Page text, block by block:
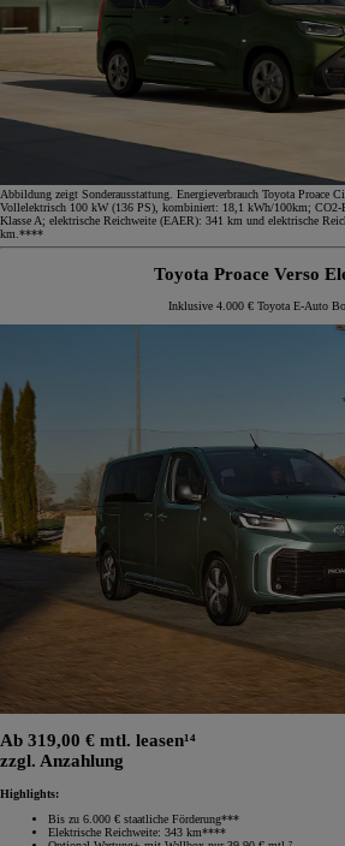
Abbildung zeigt Sonderausstattung. Energieverbrauch Toyota Proace
Vollelektrisch 100 kW (136 PS), kombiniert: 18,1 kWh/100km;
Klasse A; elektrische Reichweite (EAER): 341 km und elektrische
km.****
Toyota Proace Verso
Inklusive 4.000 € Toyota E-Auto
Ab 319,00 € mtl. leasen¹⁴
zzgl. Anzahlung
Highlights:
Bis zu 6.000 € staatliche Förderung***
Elektrische Reichweite: 343 km****